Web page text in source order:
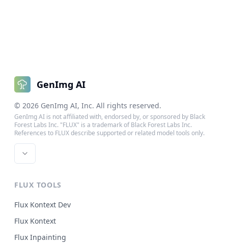
GenImg AI
© 2026 GenImg AI, Inc. All rights reserved.
GenImg AI is not affiliated with, endorsed by, or sponsored by Black
Forest Labs Inc. "FLUX" is a trademark of Black Forest Labs Inc.
References to FLUX describe supported or related model tools only.
FLUX TOOLS
Flux Kontext Dev
Flux Kontext
Flux Inpainting